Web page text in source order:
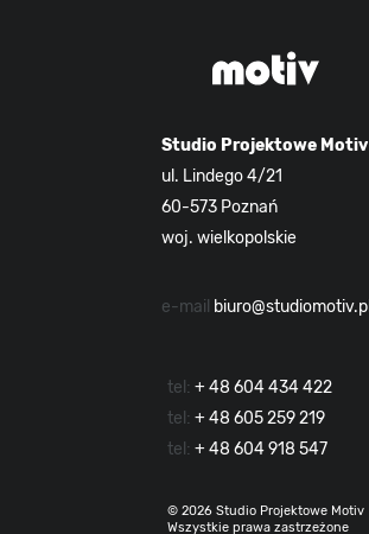
Studio Projektowe Motiv
ul. Lindego 4/21
60-573 Poznań
woj. wielkopolskie
e-mail biuro@studiomotiv.pl
tel: + 48 604 434 422
tel: + 48 605 259 219
tel: + 48 604 918 547
© 2026 Studio Projektowe Motiv
Wszystkie prawa zastrzeżone